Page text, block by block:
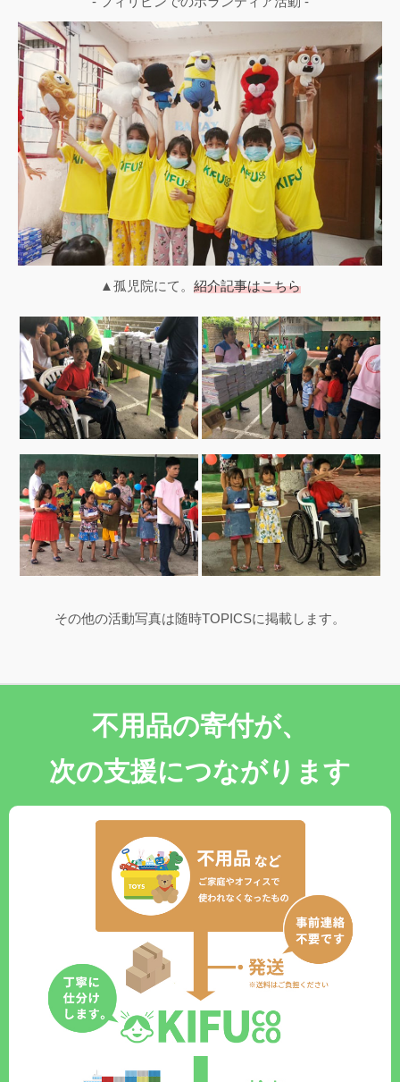
▲孤児院にて。 紹介記事はこちら
その他の活動写真は随時TOPICSに掲載します。
不用品の寄付が、
次の支援につながります